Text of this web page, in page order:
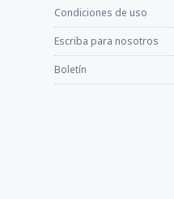
Condiciones de uso
Escriba para nosotros
Boletín